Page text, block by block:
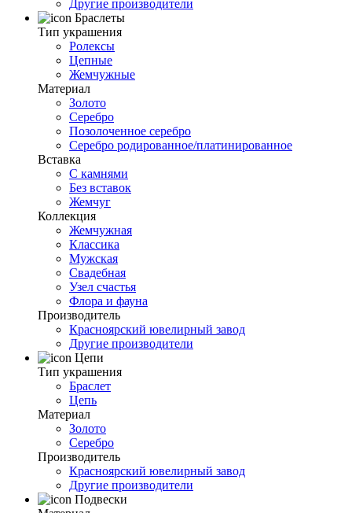
Другие производители
Браслеты
Тип украшения
Ролексы
Цепные
Жемчужные
Материал
Золото
Серебро
Позолоченное серебро
Серебро родированное/платинированное
Вставка
С камнями
Без вставок
Жемчуг
Коллекция
Жемчужная
Классика
Мужская
Свадебная
Узел счастья
Флора и фауна
Производитель
Красноярский ювелирный завод
Другие производители
Цепи
Тип украшения
Браслет
Цепь
Материал
Золото
Серебро
Производитель
Красноярский ювелирный завод
Другие производители
Подвески